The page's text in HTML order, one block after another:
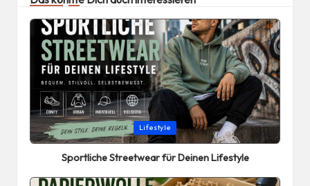
Posted
in
Lifestyle
Sportliche Streetwear für Deinen Lifestyle